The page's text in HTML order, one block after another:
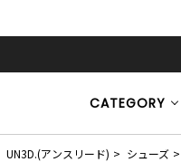
CATEGORY
UN3D.(アンスリード) シューズ